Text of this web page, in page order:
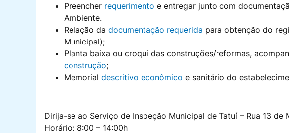
Preencher requerimento e entregar junto com
Ambiente.
Relação da documentação requerida para obtenção do
Municipal);
Planta baixa ou croqui das construções/reformas,
construção;
Memorial descritivo econômico e sanitário do
Dirija-se ao Serviço de Inspeção Municipal de Tatuí – Rua 13 de
Horário: 8:00 – 14:00h